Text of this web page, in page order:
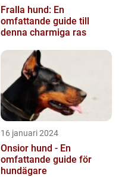
Fralla hund: En
omfattande guide till
denna charmiga ras
16 januari 2024
Onsior hund - En
omfattande guide för
hundägare